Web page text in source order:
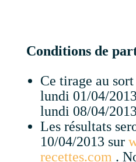
Conditions de
Ce tirage au
lundi 01/04/
lundi 08/04/
Les résultats
10/04/2013 sur
recettes.com .